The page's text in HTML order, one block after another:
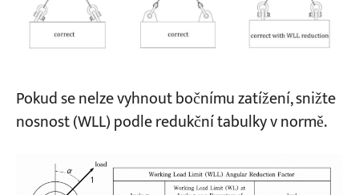
Pokud se nelze vyhnout bočnímu zatížení, snižte
nosnost (WLL) podle redukční tabulky v normě.